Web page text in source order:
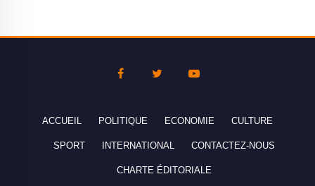
ACCUEIL POLITIQUE ECONOMIE CULTURE
SPORT INTERNATIONAL CONTACTEZ-NOUS
CHARTE ÉDITORIALE